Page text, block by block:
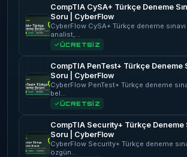
CompTIA CySA+ Türkçe Deneme
Soru | CyberFlow
CyberFlow CySA+ Türkçe deneme
analist,…
ÜCRETSİZ
CompTIA PenTest+ Türkçe Deneme
Soru | CyberFlow
CyberFlow PenTest+ Türkçe deneme
bel…
ÜCRETSİZ
CompTIA Security+ Türkçe Deneme
Soru | CyberFlow
CyberFlow Security+ Türkçe deneme
özgün…